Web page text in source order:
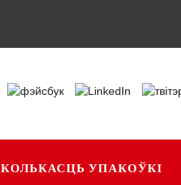
КОЛЬКАСЦЬ УПАКОЎКІ